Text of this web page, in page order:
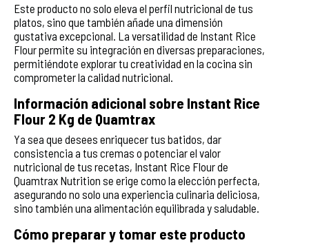
Este producto no solo eleva el perfil nutricional de tus
platos, sino que también añade una dimensión
gustativa excepcional. La versatilidad de Instant Rice
Flour permite su integración en diversas preparaciones,
permitiéndote explorar tu creatividad en la cocina sin
comprometer la calidad nutricional.
Información adicional sobre Instant Rice
Flour 2 Kg de Quamtrax
Ya sea que desees enriquecer tus batidos, dar
consistencia a tus cremas o potenciar el valor
nutricional de tus recetas, Instant Rice Flour de
Quamtrax Nutrition se erige como la elección perfecta,
asegurando no solo una experiencia culinaria deliciosa,
sino también una alimentación equilibrada y saludable.
Cómo preparar y tomar este producto